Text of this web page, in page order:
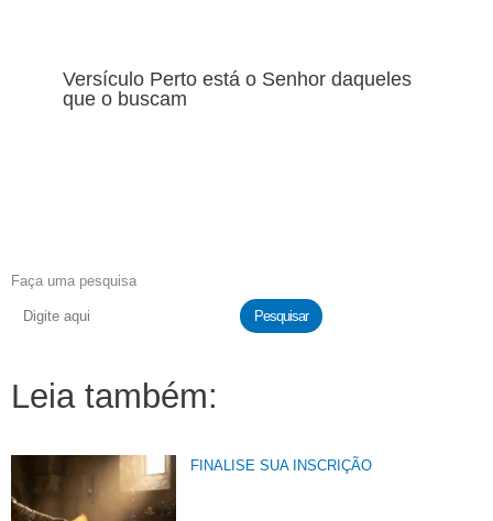
Versículo Perto está o Senhor daqueles
que o buscam
Faça uma pesquisa
Pesquisar
Leia também:
FINALISE SUA INSCRIÇÃO